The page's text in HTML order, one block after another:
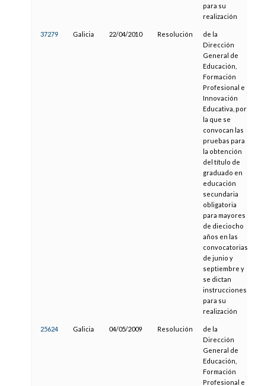
para su
realización
37279 Galicia 22/04/2010 Resolución
de la
Dirección
General de
Educación,
Formación
Profesional e
Innovación
Educativa, por
la que se
convocan las
pruebas para
la obtención
del título de
graduado en
educación
secundaria
obligatoria
para mayores
de dieciocho
años en las
convocatorias
de junio y
septiembre y
se dictan
instrucciones
para su
realización
25624 Galicia 04/05/2009 Resolución
de la
Dirección
General de
Educación,
Formación
Profesional e